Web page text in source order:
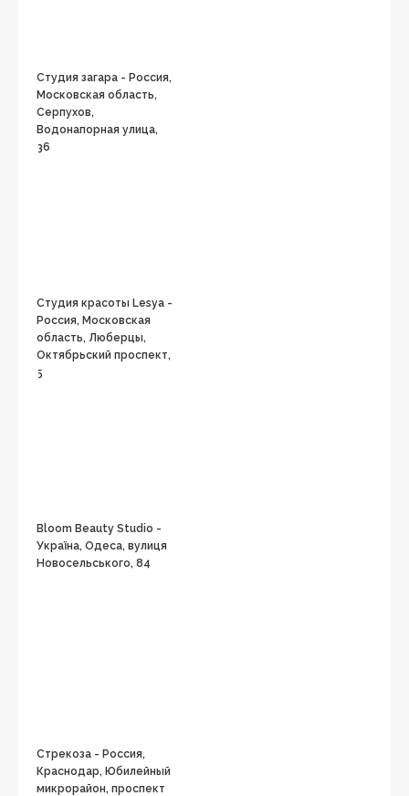
Студия загара - Россия,
Московская область,
Серпухов,
Водонапорная улица,
36
Студия красоты Lesya -
Россия, Московская
область, Люберцы,
Октябрьский проспект,
5
Bloom Beauty Studio -
Україна, Одеса, вулиця
Новосельського, 84
Стрекоза - Россия,
Краснодар, Юбилейный
микрорайон, проспект